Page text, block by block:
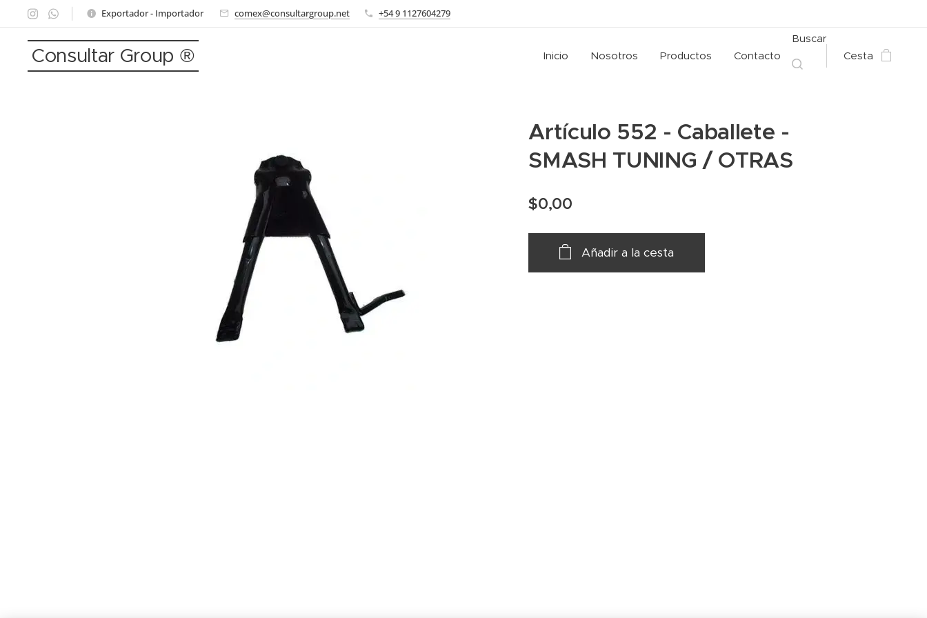
Exportador - Importador comex@consultargroup.net +54 9 1127604279
Consultar Group ® Inicio Nosotros Productos Contacto
Buscar
Cesta
Artículo 552 - Caballete -
SMASH TUNING / OTRAS
$0,00
Añadir a la cesta